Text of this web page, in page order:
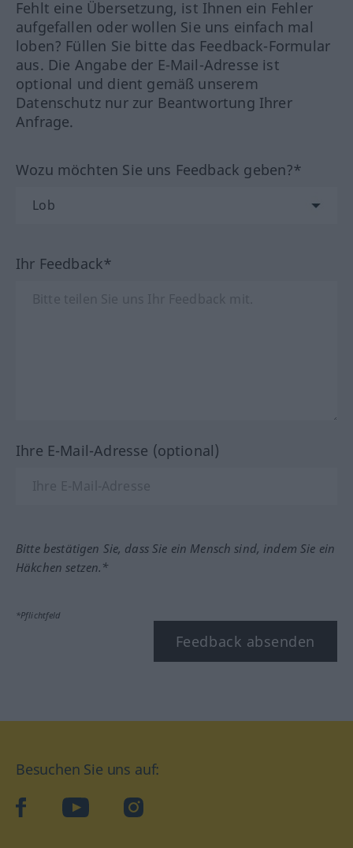
Fehlt eine Übersetzung, ist Ihnen ein Fehler
aufgefallen oder wollen Sie uns einfach mal
loben? Füllen Sie bitte das Feedback-Formular
aus. Die Angabe der E-Mail-Adresse ist
optional und dient gemäß unserem
Datenschutz nur zur Beantwortung Ihrer
Anfrage.
Wozu möchten Sie uns Feedback geben?*
Ihr Feedback*
Ihre E-Mail-Adresse (optional)
Bitte bestätigen Sie, dass Sie ein Mensch sind, indem Sie ein
Häkchen setzen.*
*Pflichtfeld
Feedback absenden
Besuchen Sie uns auf:
facebookYouTube Instagram